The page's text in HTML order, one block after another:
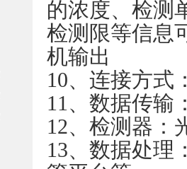
的浓度、检测
检测限等信息
机输出
10、连接方式
11、数据传输
12、检测器：
13、数据处理